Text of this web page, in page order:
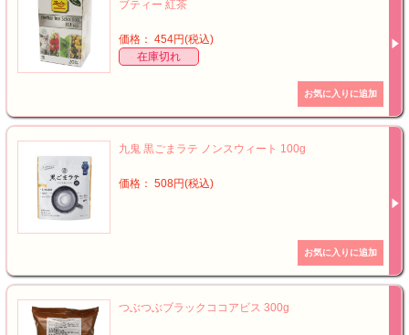
ブティー 紅茶
価格： 454円(税込)
在庫切れ
九鬼 黒ごまラテ ノンスウィート 100g
価格： 508円(税込)
つぶつぶブラックココアビス 300g